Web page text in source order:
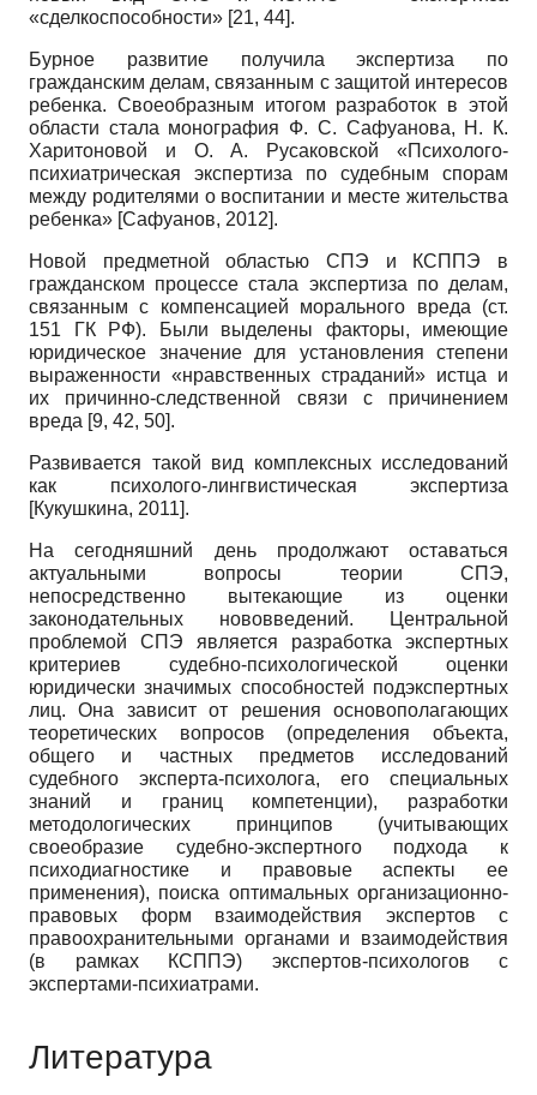
«сделкоспособности» [21, 44].
Бурное развитие получила экспертиза по
гражданским делам, связанным с защитой интересов
ребенка. Своеобразным итогом разработок в этой
области стала монография Ф. С. Сафуанова, Н. К.
Харитоновой и О. А. Русаковской «Психолого-
психиатрическая экспертиза по судебным спорам
между родителями о воспитании и месте жительства
ребенка» [Сафуанов, 2012].
Новой предметной областью СПЭ и КСППЭ в
гражданском процессе стала экспертиза по делам,
связанным с компенсацией морального вреда (ст.
151 ГК РФ). Были выделены факторы, имеющие
юридическое значение для установления степени
выраженности «нравственных страданий» истца и
их причинно-следственной связи с причинением
вреда [9, 42, 50].
Развивается такой вид комплексных исследований
как психолого-лингвистическая экспертиза
[Кукушкина, 2011].
На сегодняшний день продолжают оставаться
актуальными вопросы теории СПЭ,
непосредственно вытекающие из оценки
законодательных нововведений. Центральной
проблемой СПЭ является разработка экспертных
критериев судебно-психологической оценки
юридически значимых способностей подэкспертных
лиц. Она зависит от решения основополагающих
теоретических вопросов (определения объекта,
общего и частных предметов исследований
судебного эксперта-психолога, его специальных
знаний и границ компетенции), разработки
методологических принципов (учитывающих
своеобразие судебно-экспертного подхода к
психодиагностике и правовые аспекты ее
применения), поиска оптимальных организационно-
правовых форм взаимодействия экспертов с
правоохранительными органами и взаимодействия
(в рамках КСППЭ) экспертов-психологов с
экспертами-психиатрами.
Литература